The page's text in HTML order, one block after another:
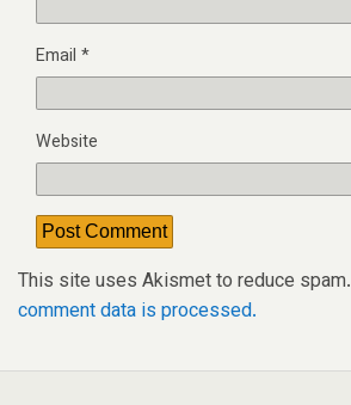
Email *
Website
This site uses Akismet to reduce spam.
comment data is processed.